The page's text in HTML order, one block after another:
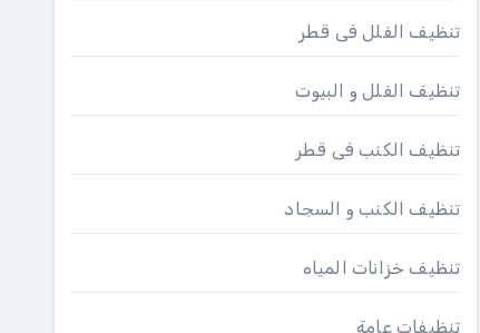
تنظيف الفلل فى قطر
تنظيف الفلل و البيوت
تنظيف الكنب فى قطر
تنظيف الكنب و السجاد
تنظيف خزانات المياه
تنظيفات عامة